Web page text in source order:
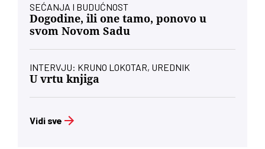
SEĆANJA I BUDUĆNOST
Dogodine, ili one tamo, ponovo u
svom Novom Sadu
INTERVJU: KRUNO LOKOTAR, UREDNIK
U vrtu knjiga
Vidi sve